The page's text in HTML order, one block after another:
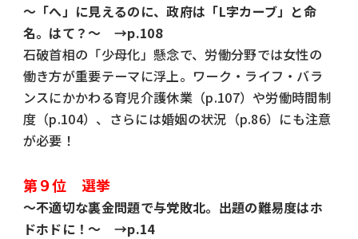
～「へ」に見えるのに、政府は「L字カーブ」と命
名。はて？～ →p.108
石破首相の「少母化」懸念で、労働分野では女性の
働き方が重要テーマに浮上。ワーク・ライフ・バラ
ンスにかかわる育児介護休業（p.107）や労働時間制
度（p.104）、さらには婚姻の状況（p.86）にも注意
が必要！
第９位 選挙
～不適切な裏金問題で与党敗北。出題の難易度はホ
ドホドに！～ →p.14